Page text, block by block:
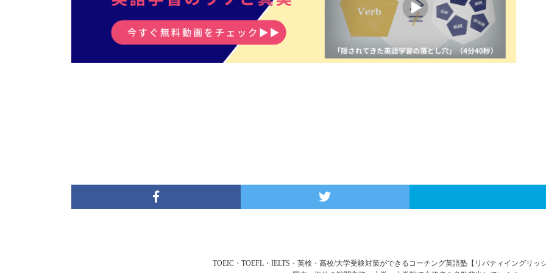
TOEIC・TOEFL・IELTS・英検・高校/大学受験対策ができるコーチング英語塾【リバティイングリッ